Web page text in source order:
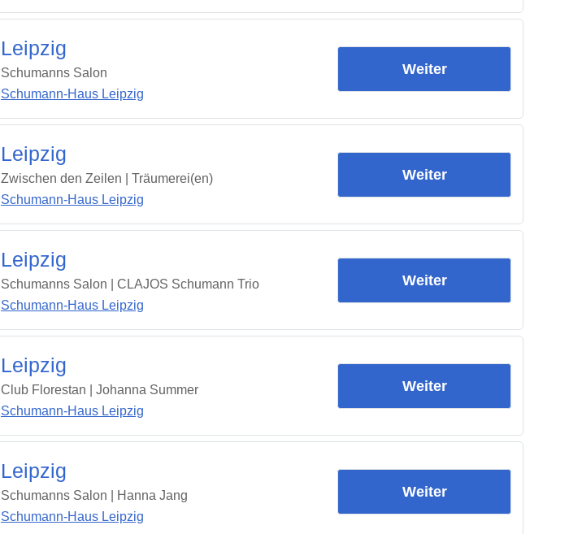
Leipzig
Schumanns Salon
Schumann-Haus Leipzig
Weiter
Leipzig
Zwischen den Zeilen | Träumerei(en)
Schumann-Haus Leipzig
Weiter
Leipzig
Schumanns Salon | CLAJOS Schumann Trio
Schumann-Haus Leipzig
Weiter
Leipzig
Club Florestan | Johanna Summer
Schumann-Haus Leipzig
Weiter
Leipzig
Schumanns Salon | Hanna Jang
Schumann-Haus Leipzig
Weiter